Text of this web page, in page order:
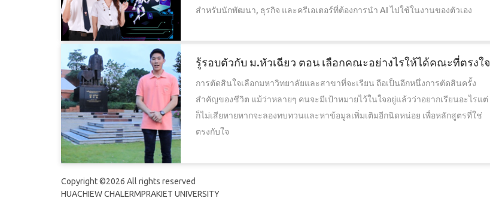
สำหรับนักพัฒนา, ธุรกิจ และครีเอเตอร์ที่ต้องการนำ AI ไปใช้ในงานของตัวเอง
รู้รอบตัวกับ ม.หัวเฉียว ตอน เลือกคณะอย่างไรให้ได้คณะที่ตรงใจ
การตัดสินใจเลือกมหาวิทยาลัยและสาขาที่จะเรียน ถือเป็นอีกหนึ่งการตัดสินครั้ง
สำคัญของชีวิต แม้ว่าหลายๆ คนจะมีเป้าหมายไว้ในใจอยู่แล้วว่าอยากเรียนอะไรแต่
ก็ไม่เสียหายหากจะลองทบทวนและหาข้อมูลเพิ่มเติมอีกนิดหน่อย เพื่อหลักสูตรที่ใช่
ตรงกับใจ
Copyright ©2026 All rights reserved
HUACHIEW CHALERMPRAKIET UNIVERSITY